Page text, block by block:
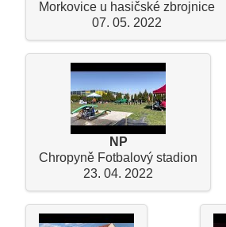
Morkovice u hasičské zbrojnice
07. 05. 2022
NP
Chropyně Fotbalový stadion
23. 04. 2022